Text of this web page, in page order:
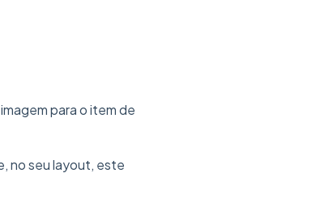
para o item de
no seu layout, este